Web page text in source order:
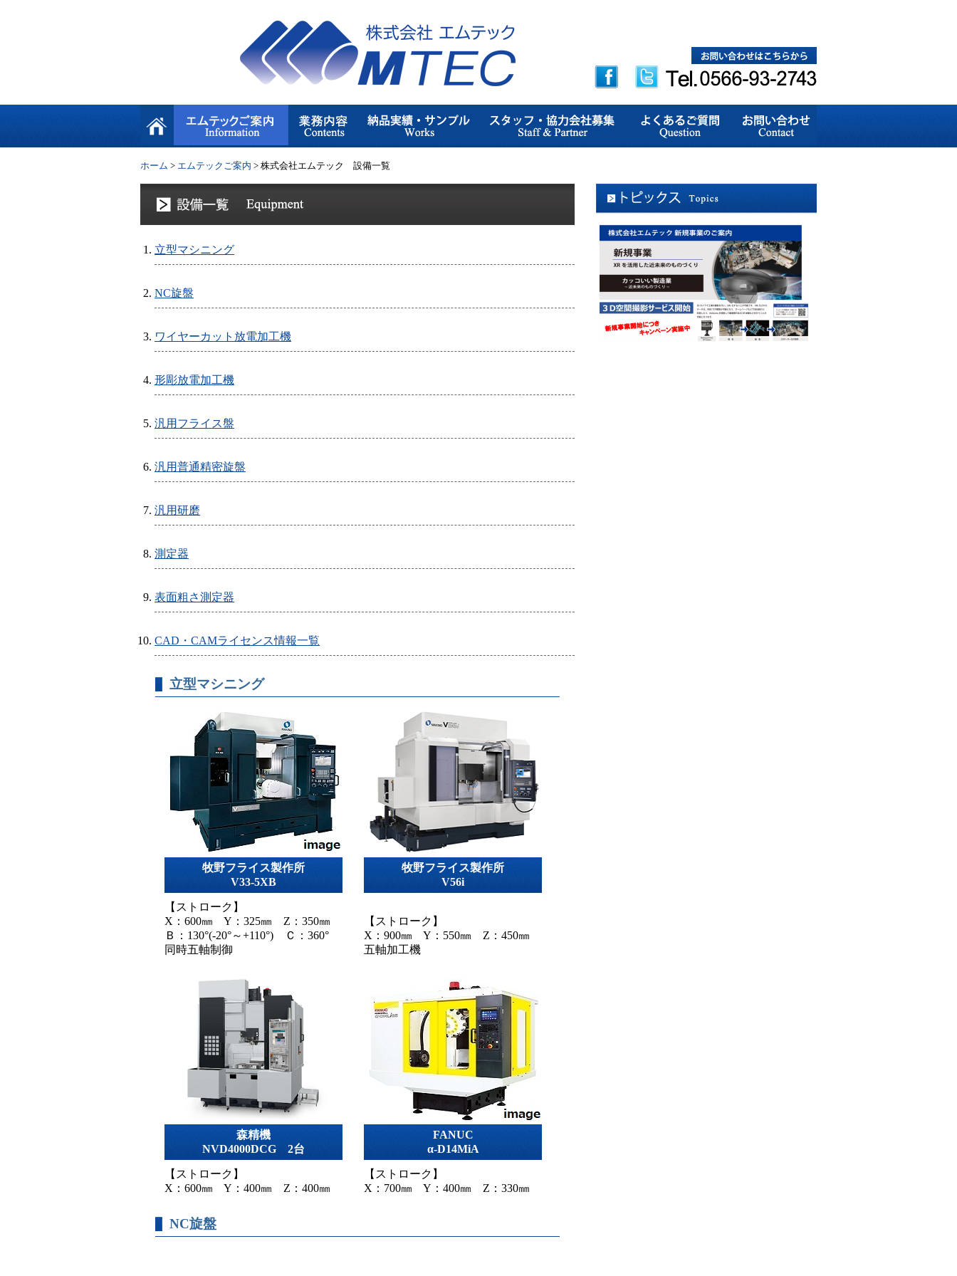
ホーム > エムテックご案内 > 株式会社エムテック 設備一覧
立型マシニング
NC旋盤
ワイヤーカット放電加工機
形彫放電加工機
汎用フライス盤
汎用普通精密旋盤
汎用研磨
測定器
表面粗さ測定器
CAD・CAMライセンス情報一覧
立型マシニング
牧野フライス製作所
V33-5XB
【ストローク】
X：600㎜ Y：325㎜ Z：350㎜
Ｂ：130°(-20°～+110°) Ｃ：360°
同時五軸制御
牧野フライス製作所
V56i
【ストローク】
X：900㎜ Y：550㎜ Z：450㎜
五軸加工機
森精機
NVD4000DCG 2台
【ストローク】
X：600㎜ Y：400㎜ Z：400㎜
FANUC
α-D14MiA
【ストローク】
X：700㎜ Y：400㎜ Z：330㎜
NC旋盤